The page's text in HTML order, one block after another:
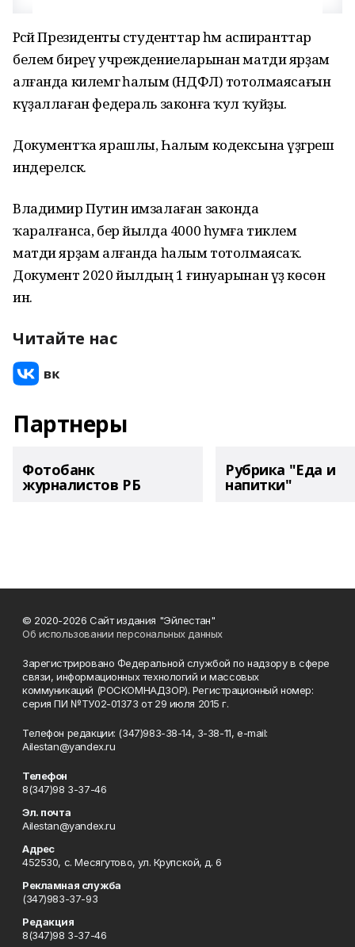
Рәсәй Президенты студенттар һәм аспиранттар
белем биреү учреждениеларынан матди ярҙам
алғанда килемгә һалым (НДФЛ) тотолмаясағын
күҙаллаған федераль законға ҡул ҡуйҙы.
Документҡа ярашлы, Һалым кодексына үҙгәреш
индереләсәк.
Владимир Путин имзалаған законда
ҡаралғанса, бер йылда 4000 һумға тиклем
матди ярҙам алғанда һалым тотолмаясаҡ.
Документ 2020 йылдың 1 ғинуарынан үҙ көсөнә
инә.
Читайте нас
Партнеры
Фотобанк
журналистов РБ
Рубрика "Еда и
напитки"
© 2020-2026 Сайт издания "Эйлестан"
Об использовании персональных данных
Зарегистрировано Федеральной службой по надзору в сфере
связи, информационных технологий и массовых
коммуникаций (РОСКОМНАДЗОР). Регистрационный номер:
серия ПИ №ТУ02-01373 от 29 июля 2015 г.
Телефон редакции: (347)983-38-14, 3-38-11, e-mail:
Ailestan@yandex.ru
Телефон
8(347)98 3-37-46
Эл. почта
Ailestan@yandex.ru
Адрес
452530, с. Месягутово, ул. Крупской, д. 6
Рекламная служба
(347)983-37-93
Редакция
8(347)98 3-37-46